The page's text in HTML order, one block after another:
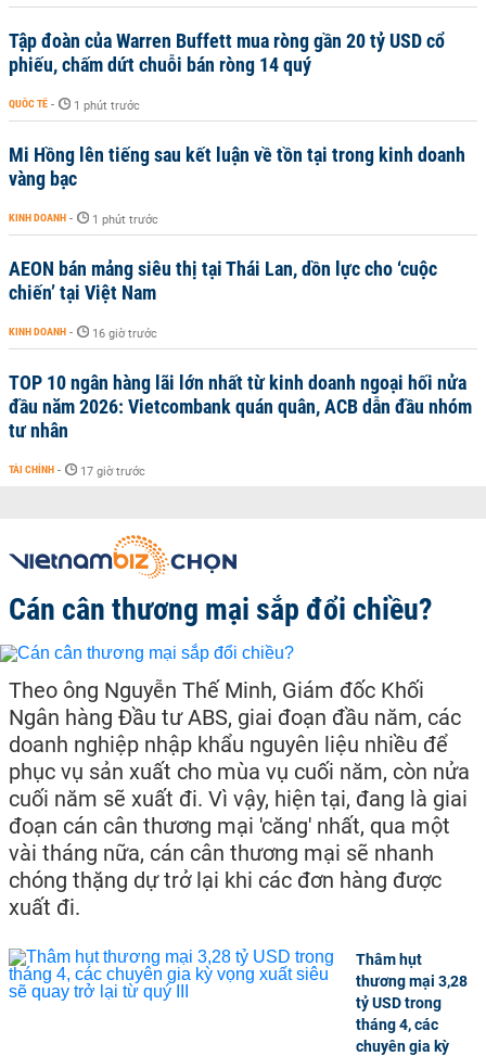
Tập đoàn của Warren Buffett mua ròng gần 20 tỷ USD cổ
phiếu, chấm dứt chuỗi bán ròng 14 quý
QUỐC TẾ - 1 phút trước
Mi Hồng lên tiếng sau kết luận về tồn tại trong kinh doanh
vàng bạc
KINH DOANH - 1 phút trước
AEON bán mảng siêu thị tại Thái Lan, dồn lực cho ‘cuộc
chiến’ tại Việt Nam
KINH DOANH - 16 giờ trước
TOP 10 ngân hàng lãi lớn nhất từ kinh doanh ngoại hối nửa
đầu năm 2026: Vietcombank quán quân, ACB dẫn đầu nhóm
tư nhân
TÀI CHÍNH - 17 giờ trước
Cán cân thương mại sắp đổi chiều?
Theo ông Nguyễn Thế Minh, Giám đốc Khối
Ngân hàng Đầu tư ABS, giai đoạn đầu năm, các
doanh nghiệp nhập khẩu nguyên liệu nhiều để
phục vụ sản xuất cho mùa vụ cuối năm, còn nửa
cuối năm sẽ xuất đi. Vì vậy, hiện tại, đang là giai
đoạn cán cân thương mại 'căng' nhất, qua một
vài tháng nữa, cán cân thương mại sẽ nhanh
chóng thặng dự trở lại khi các đơn hàng được
xuất đi.
Thâm hụt
thương mại 3,28
tỷ USD trong
tháng 4, các
chuyên gia kỳ